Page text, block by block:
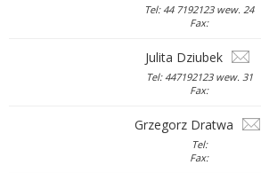
Tel: 44 7192123 wew. 24
Fax:
Julita Dziubek
Tel: 447192123 wew. 31
Fax:
Grzegorz Dratwa
Tel:
Fax: